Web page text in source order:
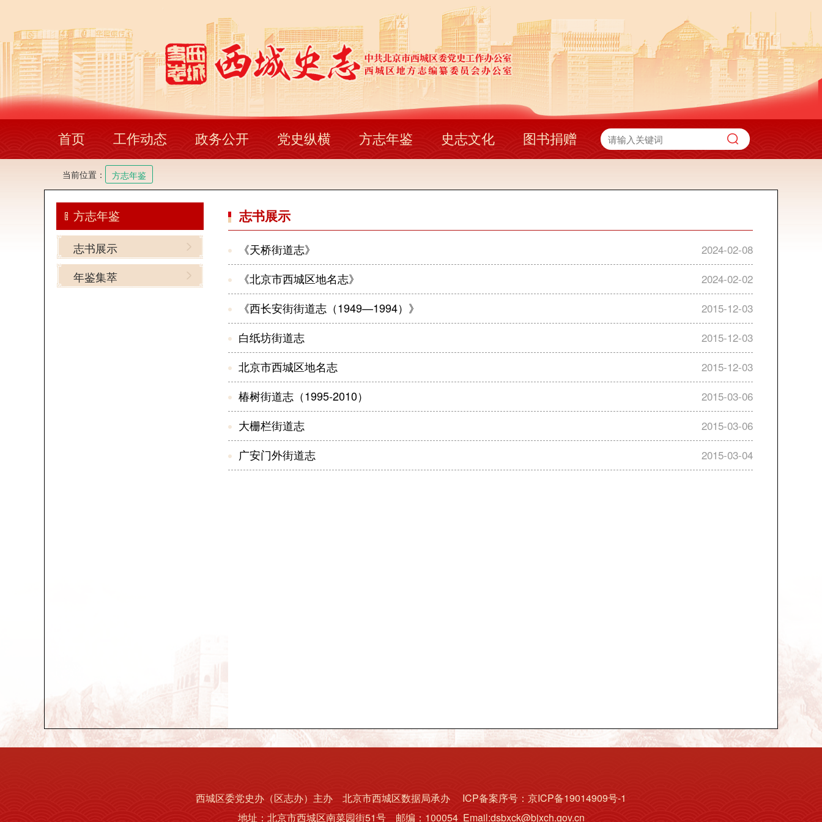
首页 工作动态 政务公开 党史纵横 方志年鉴 史志文化 图书捐赠
当前位置： 方志年鉴
方志年鉴
志书展示
年鉴集萃
志书展示
《天桥街道志》 2024-02-08
《北京市西城区地名志》 2024-02-02
《西长安街街道志（1949—1994）》 2015-12-03
白纸坊街道志 2015-12-03
北京市西城区地名志 2015-12-03
椿树街道志（1995-2010） 2015-03-06
大栅栏街道志 2015-03-06
广安门外街道志 2015-03-04
西城区委党史办（区志办）主办 北京市西城区数据局承办 ICP备案序号：京ICP备19014909号-1
地址：北京市西城区南菜园街51号邮编：100054 Email:dsbxck@bjxch.gov.cn